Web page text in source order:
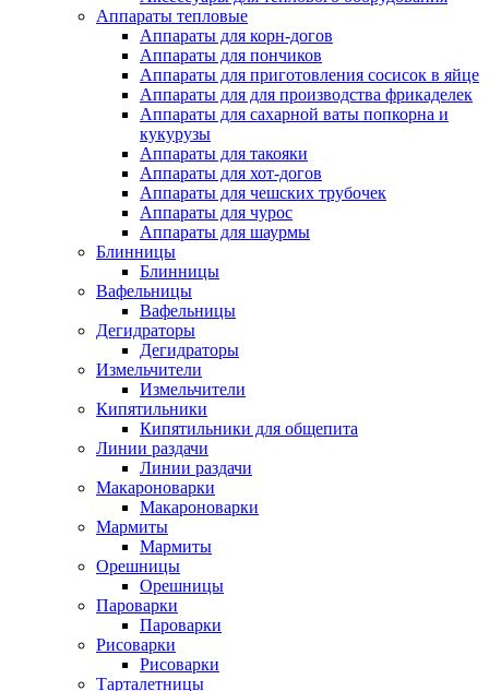
Аппараты тепловые
Аппараты для корн-догов
Аппараты для пончиков
Аппараты для приготовления сосисок в яйце
Аппараты для для производства фрикаделек
Аппараты для сахарной ваты попкорна и
кукурузы
Аппараты для такояки
Аппараты для хот-догов
Аппараты для чешских трубочек
Аппараты для чурос
Аппараты для шаурмы
Блинницы
Блинницы
Вафельницы
Вафельницы
Дегидраторы
Дегидраторы
Измельчители
Измельчители
Кипятильники
Кипятильники для общепита
Линии раздачи
Линии раздачи
Макароноварки
Макароноварки
Мармиты
Мармиты
Орешницы
Орешницы
Пароварки
Пароварки
Рисоварки
Рисоварки
Тарталетницы